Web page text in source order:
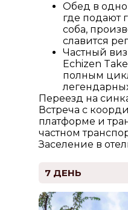
Обед в
где подают
соба,
славится
Частный
Echizen
полным
Переезд на
Встреча с
платформе и
частном
Заселение в
7 ДЕНЬ